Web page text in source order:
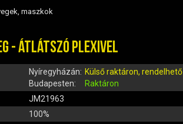
maszkok
- ÁTLÁTSZÓ PLEXIVEL
Nyíregyházán: Külső raktáron, rendelhető
Budapesten:
Raktáron
JM21963
100%